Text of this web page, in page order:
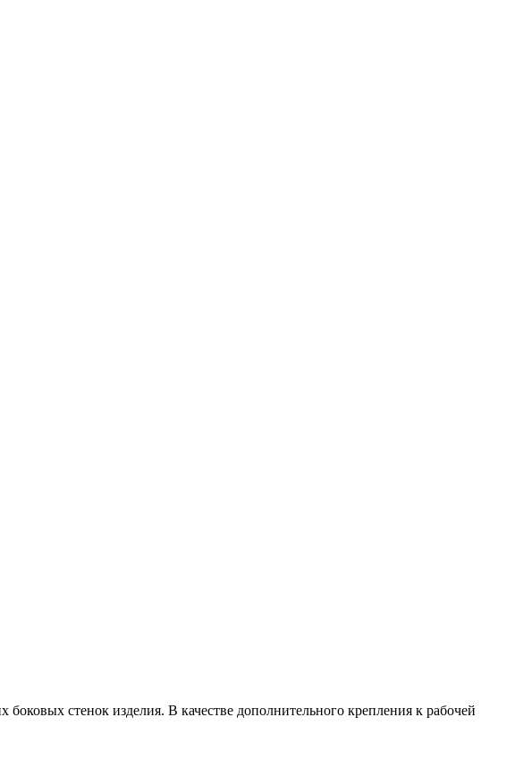
стенок изделия. В качестве дополнительного крепления к рабочей